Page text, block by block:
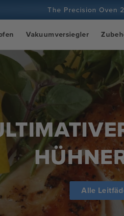
The Precision Oven
Über 100 Millionen
Vakuumversiegler
Alle